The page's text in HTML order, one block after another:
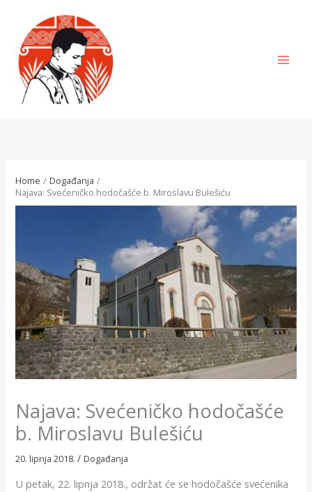
content
Home
Događanja
Najava: Svećeničko hodočašće b. Miroslavu Bulešiću
Najava: Svećeničko hodočašće
b. Miroslavu Bulešiću
20. lipnja 2018./ Događanja
U petak, 22. lipnja 2018., održat će se hodočašće svećenika